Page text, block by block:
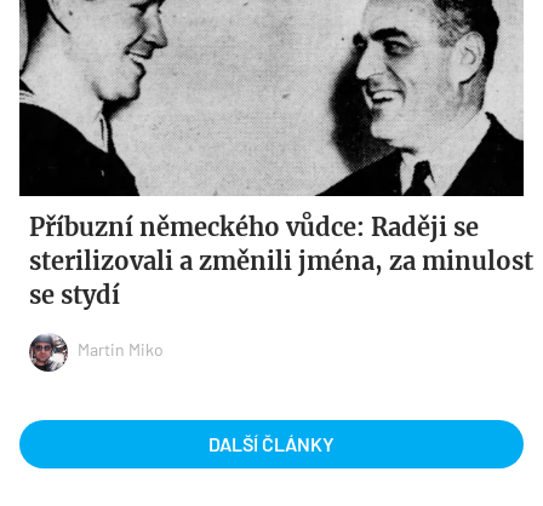
Příbuzní německého vůdce: Raději se
sterilizovali a změnili jména, za minulost
se stydí
Martin Miko
DALŠÍ ČLÁNKY